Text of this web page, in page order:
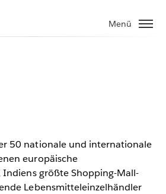
Menü
Play
50 nationale und internationale
europäische
größte Shopping-Mall-
Lebensmitteleinzelhändler